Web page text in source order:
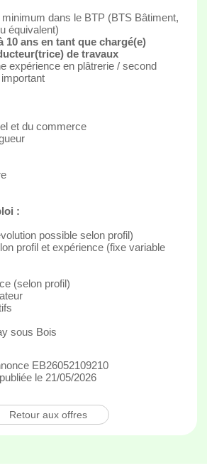
dans le BTP (BTS Bâtiment,
équivalent)
10 ans en tant que chargé(e)
de travaux
expérience en plâtrerie / second
et du commerce
:
possible selon profil)
profil et expérience (fixe variable
(selon profil)
sous Bois
EB26052109210
publiée le 21/05/2026
Retour aux offres